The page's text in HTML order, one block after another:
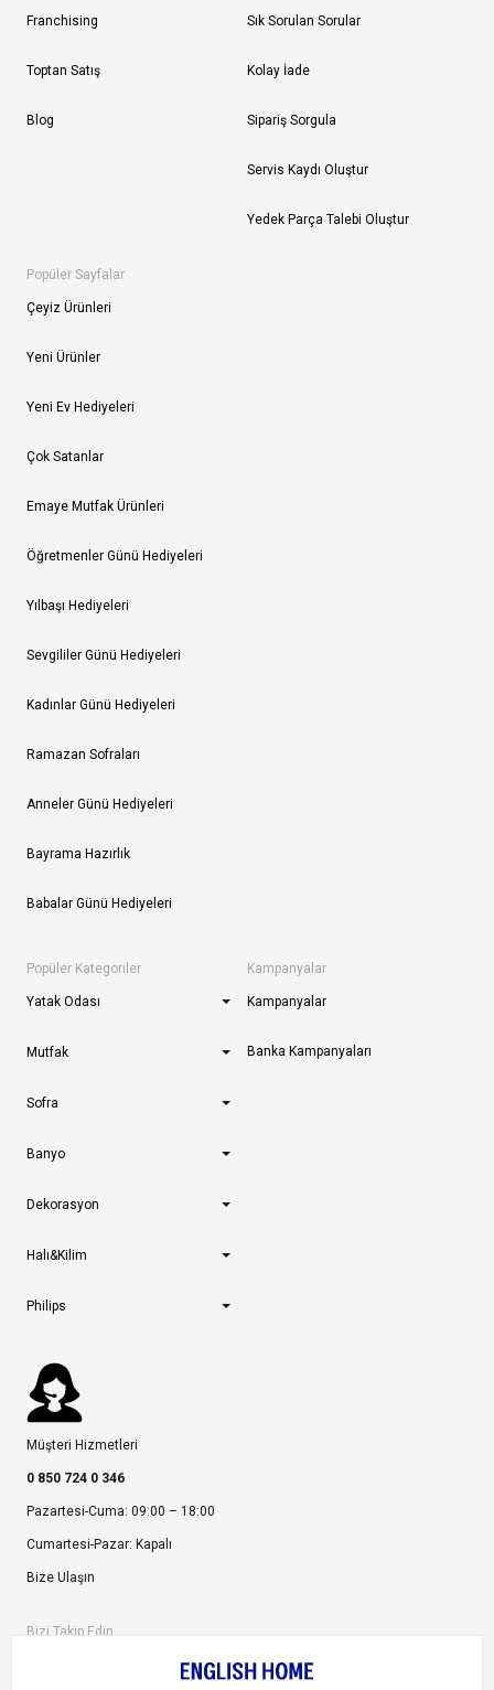
Franchising
Toptan Satış
Blog
Sık Sorulan Sorular
Kolay İade
Sipariş Sorgula
Servis Kaydı Oluştur
Yedek Parça Talebi Oluştur
Popüler Sayfalar
Çeyiz Ürünleri
Yeni Ürünler
Yeni Ev Hediyeleri
Çok Satanlar
Emaye Mutfak Ürünleri
Öğretmenler Günü Hediyeleri
Yılbaşı Hediyeleri
Sevgililer Günü Hediyeleri
Kadınlar Günü Hediyeleri
Ramazan Sofraları
Anneler Günü Hediyeleri
Bayrama Hazırlık
Babalar Günü Hediyeleri
Popüler Kategoriler
Yatak Odası
Mutfak
Sofra
Banyo
Dekorasyon
Halı&Kilim
Philips
Kampanyalar
Kampanyalar
Banka Kampanyaları
Müşteri Hizmetleri
0 850 724 0 346
Pazartesi-Cuma: 09:00 – 18:00
Cumartesi-Pazar: Kapalı
Bize Ulaşın
Bizi Takip Edin